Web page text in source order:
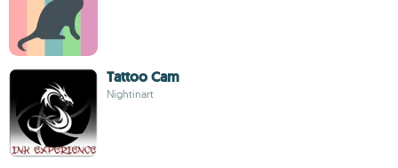
Tattoo Cam
Nightinart